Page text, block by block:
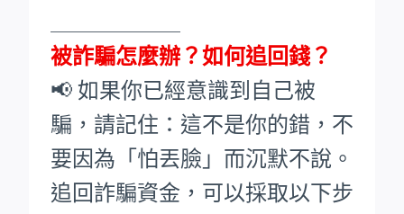
被詐騙怎麼辦？如何追回錢？
📢 如果你已經意識到自己被
騙，請記住：這不是你的錯，不
要因為「怕丟臉」而沉默不說。
追回詐騙資金，可以採取以下步